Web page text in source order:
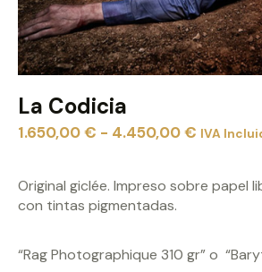
La Codicia
1.650,00€ - 4.450,00€ IVA
Original giclée. Impreso sobre papel
con tintas pigmentadas.
“Rag Photographique 310 gr” o